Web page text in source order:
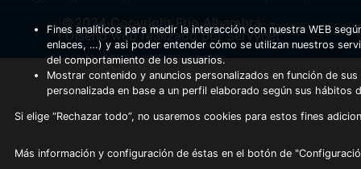
©2024 Copyright Frio Alhambra
Diseño web realizado por Servynet
Fines analíticos para medir la interacción con nuestra WEB
enlaces, …) y asi poder entender cómo se utilizan nuestros
del comportamiento de los usuarios.
Mostrar contenido y anuncios personalizados en función de
personalizada en base a un perfil elaborado según sus hábitos
Si elige “Rechazar todo”, no usaremos cookies para estos fines
Más información y configuración de éstas en el botón de